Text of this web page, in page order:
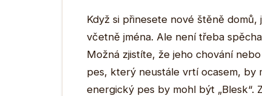
Když si přinesete nové štěně
včetně jména. Ale není třeba
Možná zjistíte, že jeho chování
pes, který neustále vrtí ocasem, by
energický pes by mohl být „Blesk“.